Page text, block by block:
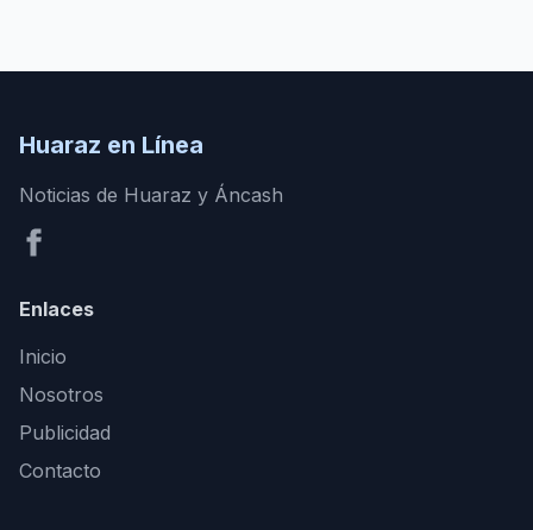
Huaraz en Línea
Noticias de Huaraz y Áncash
Enlaces
Inicio
Nosotros
Publicidad
Contacto